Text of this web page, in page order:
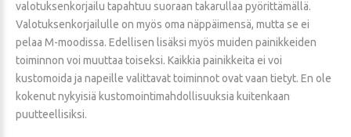
valotuksenkorjailu tapahtuu suoraan takarullaa pyörittämällä.
Valotuksenkorjailulle on myös oma näppäimensä, mutta se ei
pelaa M-moodissa. Edellisen lisäksi myös muiden painikkeiden
toiminnon voi muuttaa toiseksi. Kaikkia painikkeita ei voi
kustomoida ja napeille valittavat toiminnot ovat vaan tietyt. En ole
kokenut nykyisiä kustomointimahdollisuuksia kuitenkaan
puutteellisiksi.